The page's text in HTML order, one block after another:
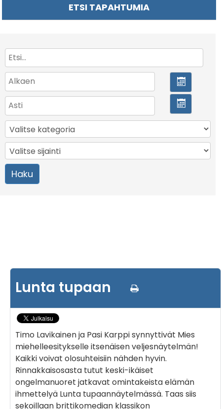
ETSI TAPAHTUMIA
Lunta tupaan
Timo Lavikainen ja Pasi Karppi synnyttivät Mies
miehelleesitykselle itsenäisen veljesnäytelmän!
Kaikki voivat olosuhteisiin nähden hyvin.
Rinnakkaisosasta tutut keski-ikäiset
ongelmanuoret jatkavat omintakeista elämän
ihmettelyä Lunta tupaannäytelmässä. Taas siis
sekoillaan brittikomedian klassikon